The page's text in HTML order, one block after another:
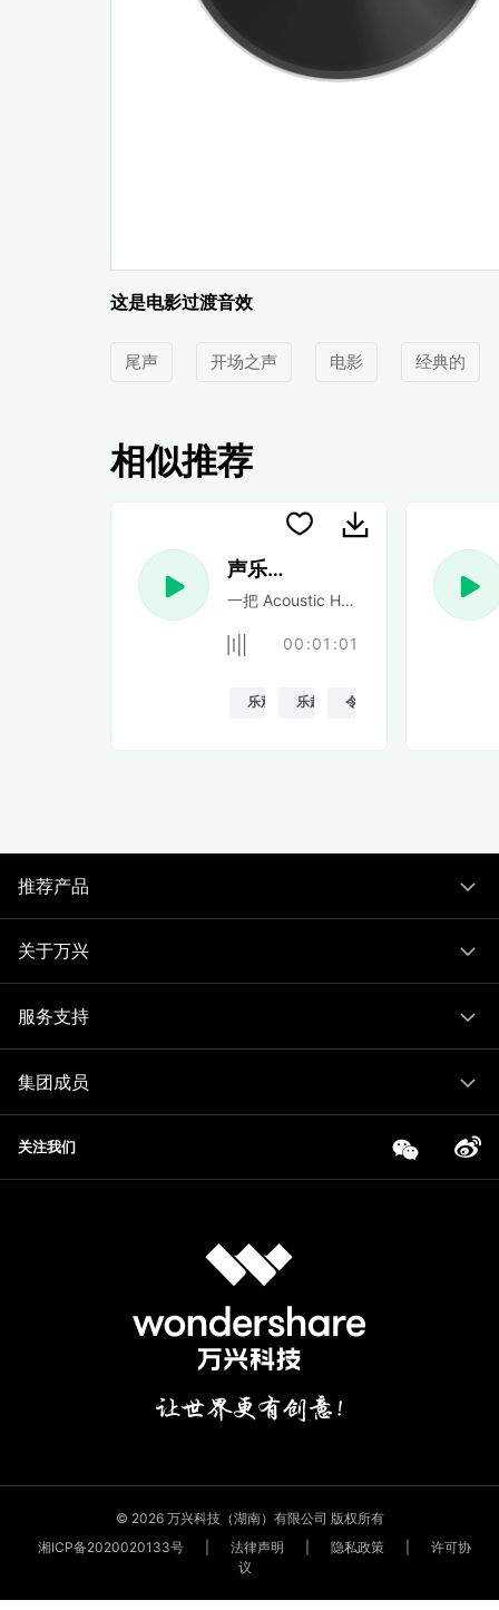
这是电影过渡音效
尾声 开场之声 电影 经典的
相似推荐
声乐民谣
一把 Acoustic Happy 民谣吉他，带有
00:01:01
乐观的 乐趣 令人振奋
推荐产品
关于万兴
服务支持
集团成员
关注我们
© 2026 万兴科技（湖南）有限公司 版权所有
湘ICP备2020020133号
法律声明 隐私政策
许可协
议